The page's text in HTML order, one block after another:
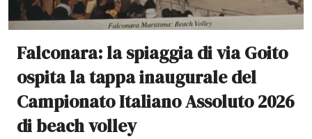
Falconara: la spiaggia di via Goito
ospita la tappa inaugurale del
Campionato Italiano Assoluto 2026
di beach volley